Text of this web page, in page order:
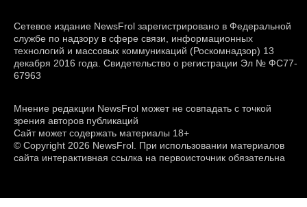
Сетевое издание NewsFrol зарегистрировано в Федеральной
службе по надзору в сфере связи, информационных
технологий и массовых коммуникаций (Роскомнадзор) 13
декабря 2016 года. Свидетельство о регистрации Эл № ФС77-
67963
Мнение редакции NewsFrol может не совпадать с точкой
зрения авторов публикаций
Сайт может содержать материалы 18+
© Copyright 2026 NewsFrol. При использовании материалов
сайта интерактивная ссылка на первоисточник обязательна